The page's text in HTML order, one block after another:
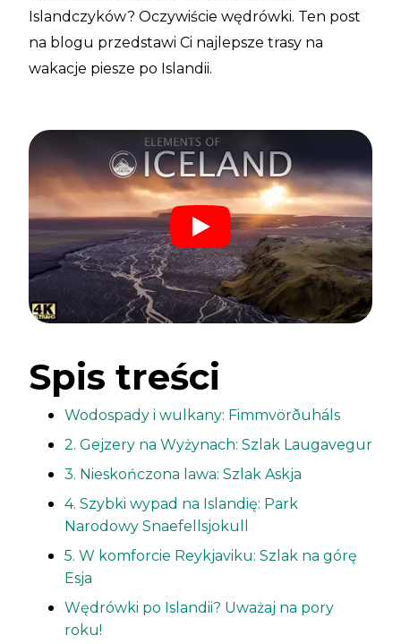
Islandczyków? Oczywiście wędrówki. Ten post
na blogu przedstawi Ci najlepsze trasy na
wakacje piesze po Islandii.
Spis treści
Wodospady i wulkany: Fimmvörðuháls
2. Gejzery na Wyżynach: Szlak Laugavegur
3. Nieskończona lawa: Szlak Askja
4. Szybki wypad na Islandię: Park
Narodowy Snaefellsjokull
5. W komforcie Reykjaviku: Szlak na górę
Esja
Wędrówki po Islandii? Uważaj na pory
roku!